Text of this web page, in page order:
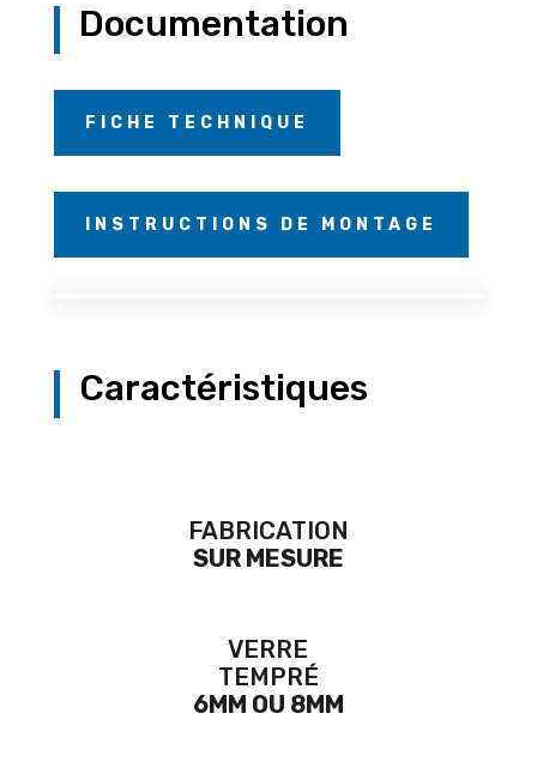
Documentation
FICHE TECHNIQUE
INSTRUCTIONS DE MONTAGE
Caractéristiques
FABRICATION
SUR MESURE
VERRE
TEMPRÉ
6MM OU 8MM